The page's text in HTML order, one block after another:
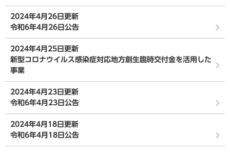
2024年4月26日更新
令和6年4月26日公告
2024年4月25日更新
新型コロナウイルス感染症対応地方創生臨時交付金を活用した
事業
2024年4月23日更新
令和6年4月23日公告
2024年4月18日更新
令和6年4月18日公告